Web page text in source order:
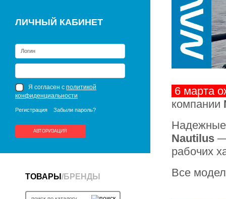
ЛИЧНЫЙ КАБИНЕТ
Я согласен с политикой
конфиденциальности
Регистрация Забыли пароль?
АВТОРИЗАЦИЯ
ТОВАРЫ /БРЕНДЫ
6 марта
компании
Надежные
Nautilus —
рабочих
Все